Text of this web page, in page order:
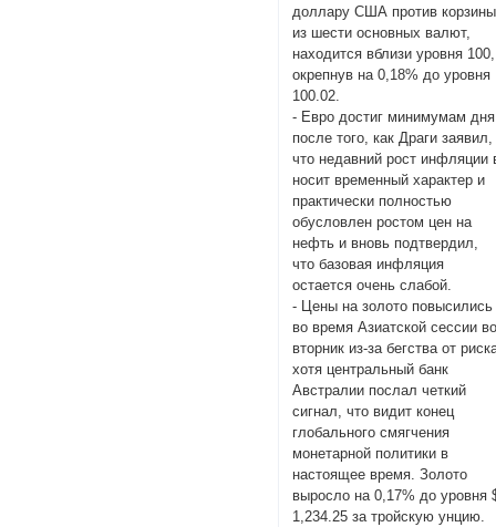
доллару США против корзины
из шести основных валют,
находится вблизи уровня 100,
окрепнув на 0,18% до уровня
100.02.
- Евро достиг минимумам дня
после того, как Драги заявил,
что недавний рост инфляции
носит временный характер и
практически полностью
обусловлен ростом цен на
нефть и вновь подтвердил,
что базовая инфляция
остается очень слабой.
- Цены на золото повысились
во время Азиатской сессии
вторник из-за бегства от
хотя центральный банк
Австралии послал четкий
сигнал, что видит конец
глобального смягчения
монетарной политики в
настоящее время. Золото
выросло на 0,17% до уровня
1,234.25 за тройскую унцию.